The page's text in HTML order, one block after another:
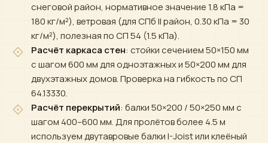
снеговой район, нормативное значение 1.8 кПа =
180 кг/м²), ветровая (для СПб II район, 0.30 кПа = 30
кг/м²), полезная по СП 54 (1.5 кПа).
Расчёт каркаса стен: стойки сечением 50×150 мм
с шагом 600 мм для одноэтажных и 50×200 мм для
двухэтажных домов. Проверка на гибкость по СП
64.13330.
Расчёт перекрытий: балки 50×200 / 50×250 мм с
шагом 400–600 мм. Для пролётов более 4.5 м
используем двутавровые балки I-Joist или клеёный